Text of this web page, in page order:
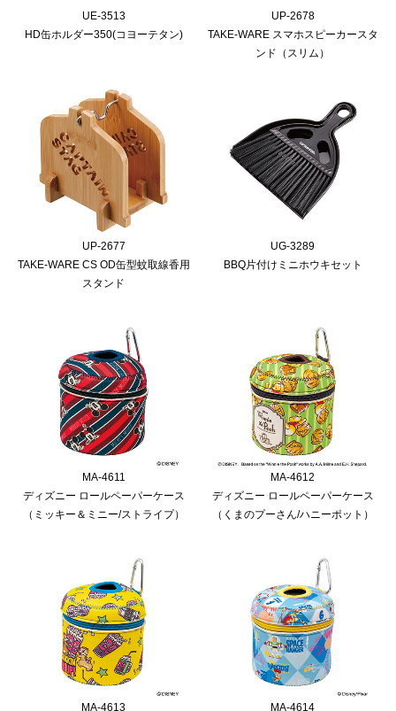
UE-3513
HD缶ホルダー350(コヨーテタン)
UP-2678
TAKE-WARE スマホスピーカースタ
ンド（スリム）
UP-2677
TAKE-WARE CS OD缶型蚊取線香用
スタンド
UG-3289
BBQ片付けミニホウキセット
MA-4611
ディズニー ロールペーパーケース
（ミッキー＆ミニー/ストライプ）
MA-4612
ディズニー ロールペーパーケース
（くまのプーさん/ハニーポット）
MA-4613 MA-4614